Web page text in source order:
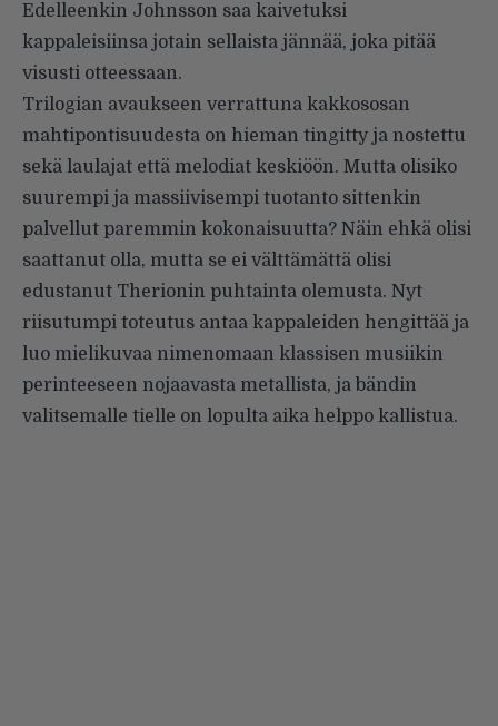
Edelleenkin Johnsson saa kaivetuksi
kappaleisiinsa jotain sellaista jännää, joka pitää
visusti otteessaan.
Trilogian avaukseen verrattuna kakkososan
mahtipontisuudesta on hieman tingitty ja nostettu
sekä laulajat että melodiat keskiöön. Mutta olisiko
suurempi ja massiivisempi tuotanto sittenkin
palvellut paremmin kokonaisuutta? Näin ehkä olisi
saattanut olla, mutta se ei välttämättä olisi
edustanut Therionin puhtainta olemusta. Nyt
riisutumpi toteutus antaa kappaleiden hengittää ja
luo mielikuvaa nimenomaan klassisen musiikin
perinteeseen nojaavasta metallista, ja bändin
valitsemalle tielle on lopulta aika helppo kallistua.